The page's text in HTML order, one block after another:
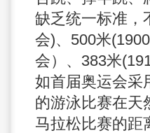
缺乏统一标准，
会)、500米
会）、383米
如首届奥运会采
的游泳比赛在天
马拉松比赛的距